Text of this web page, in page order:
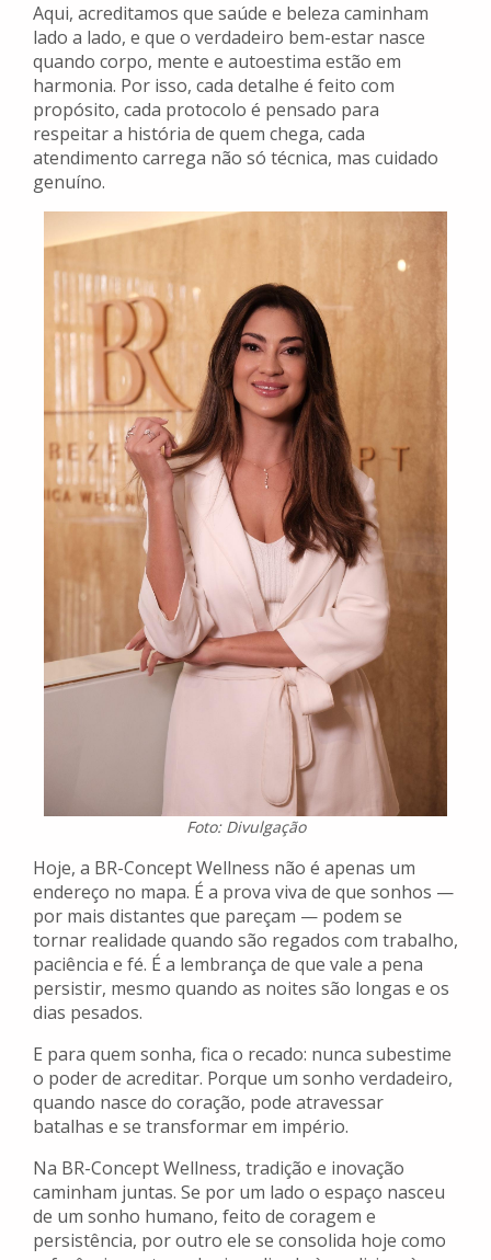
Aqui, acreditamos que saúde e beleza caminham
lado a lado, e que o verdadeiro bem-estar nasce
quando corpo, mente e autoestima estão em
harmonia. Por isso, cada detalhe é feito com
propósito, cada protocolo é pensado para
respeitar a história de quem chega, cada
atendimento carrega não só técnica, mas cuidado
genuíno.
Foto: Divulgação
Hoje, a BR-Concept Wellness não é apenas um
endereço no mapa. É a prova viva de que sonhos —
por mais distantes que pareçam — podem se
tornar realidade quando são regados com trabalho,
paciência e fé. É a lembrança de que vale a pena
persistir, mesmo quando as noites são longas e os
dias pesados.
E para quem sonha, fica o recado: nunca subestime
o poder de acreditar. Porque um sonho verdadeiro,
quando nasce do coração, pode atravessar
batalhas e se transformar em império.
Na BR-Concept Wellness, tradição e inovação
caminham juntas. Se por um lado o espaço nasceu
de um sonho humano, feito de coragem e
persistência, por outro ele se consolida hoje como